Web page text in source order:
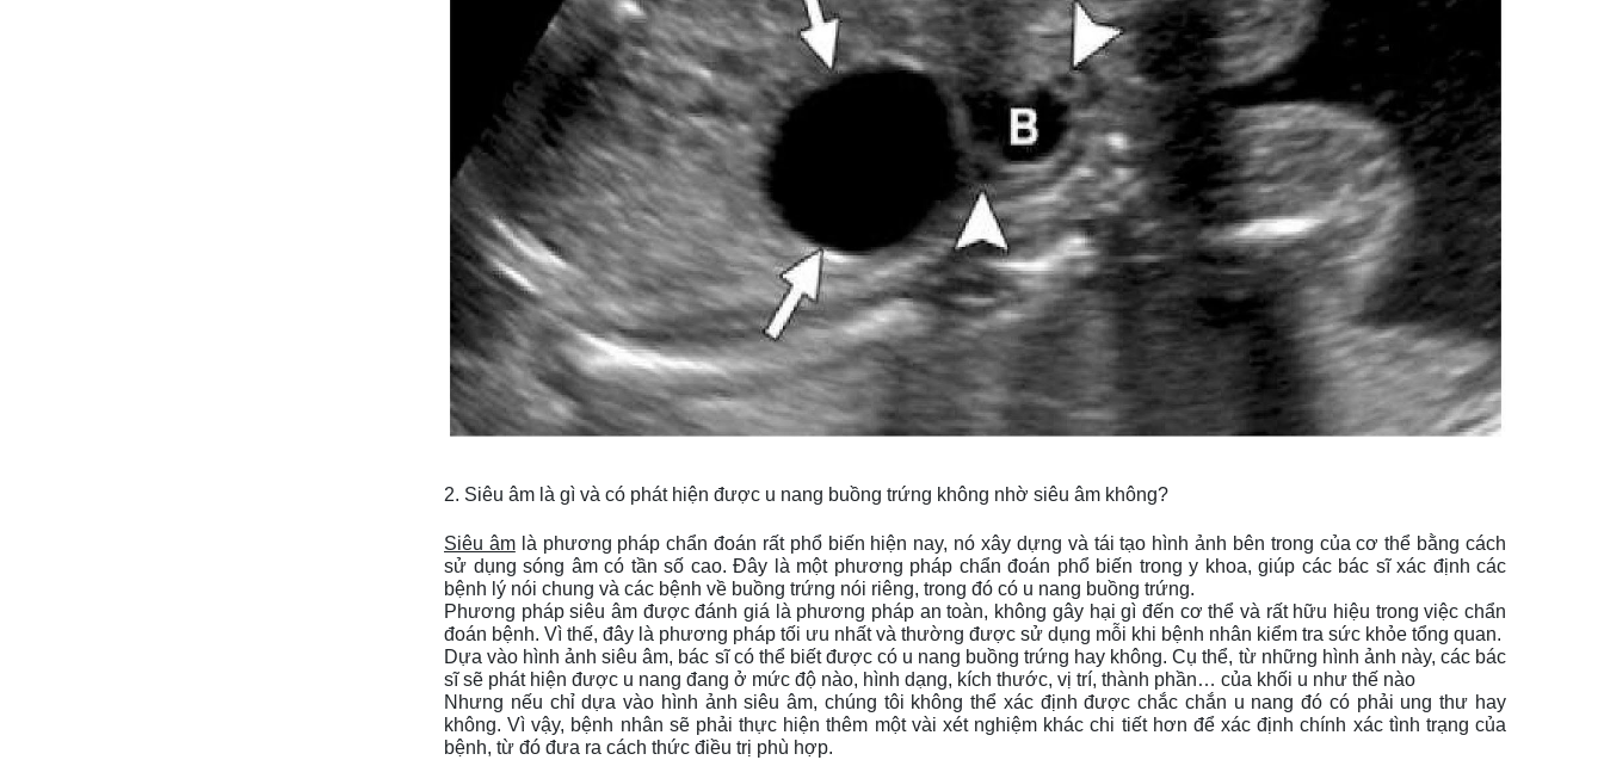
2. Siêu âm là gì và có phát hiện được u nang buồng trứng không nhờ siêu âm không?
Siêu âm là phương pháp chẩn đoán rất phổ biến hiện nay, nó xây dựng và tái tạo hình ảnh bên trong của cơ thể bằng cách
sử dụng sóng âm có tần số cao. Đây là một phương pháp chẩn đoán phổ biến trong y khoa, giúp các bác sĩ xác định các
bệnh lý nói chung và các bệnh về buồng trứng nói riêng, trong đó có u nang buồng trứng.
Phương pháp siêu âm được đánh giá là phương pháp an toàn, không gây hại gì đến cơ thể và rất hữu hiệu trong việc chẩn
đoán bệnh. Vì thế, đây là phương pháp tối ưu nhất và thường được sử dụng mỗi khi bệnh nhân kiểm tra sức khỏe tổng quan.
Dựa vào hình ảnh siêu âm, bác sĩ có thể biết được có u nang buồng trứng hay không. Cụ thể, từ những hình ảnh này, các bác
sĩ sẽ phát hiện được u nang đang ở mức độ nào, hình dạng, kích thước, vị trí, thành phần… của khối u như thế nào
Nhưng nếu chỉ dựa vào hình ảnh siêu âm, chúng tôi không thể xác định được chắc chắn u nang đó có phải ung thư hay
không. Vì vậy, bệnh nhân sẽ phải thực hiện thêm một vài xét nghiệm khác chi tiết hơn để xác định chính xác tình trạng của
bệnh, từ đó đưa ra cách thức điều trị phù hợp.